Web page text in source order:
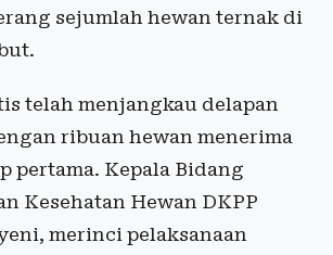
sejumlah hewan ternak di
telah menjangkau delapan
ribuan hewan menerima
pertama. Kepala Bidang
Kesehatan Hewan DKPP
merinci pelaksanaan